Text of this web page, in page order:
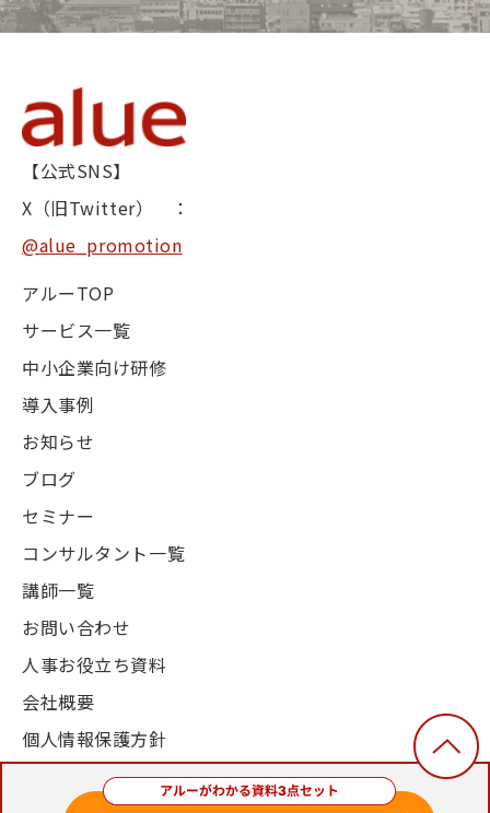
【公式SNS】
X（旧Twitter） ：
@alue_promotion
アルーTOP
サービス一覧
中小企業向け研修
導入事例
お知らせ
ブログ
セミナー
コンサルタント一覧
講師一覧
お問い合わせ
人事お役立ち資料
会社概要
個人情報保護方針